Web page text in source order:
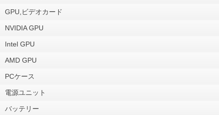
GPU,ビデオカード
NVIDIA GPU
Intel GPU
AMD GPU
PCケース
電源ユニット
バッテリー